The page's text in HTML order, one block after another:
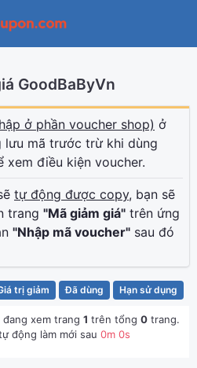
GoodBaByVn
ở phần voucher shop) ở
lưu mã trước trừ khi dùng
xem điều kiện voucher.
tự động được copy, bạn sẽ
trang "Mã giảm giá" trên ứng
"Nhập mã voucher" sau đó
trị giảm Đã dùng Hạn sử dụng
xem trang 1 trên tổng 0trang.
động làm mới sau 0m 0s